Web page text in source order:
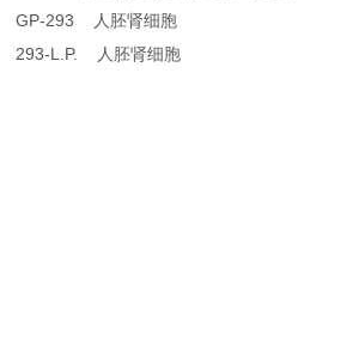
GP-293 人胚肾细胞
293-L.P. 人胚肾细胞